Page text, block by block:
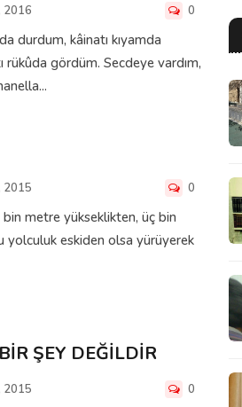
2016 0
durdum, kâinatı kıyamda
rükûda gördüm. Secdeye vardım,
2015 0
bin metre yükseklikten, üç bin
eskiden olsa yürüyerek
ŞEY DEĞİLDİR
2015 0